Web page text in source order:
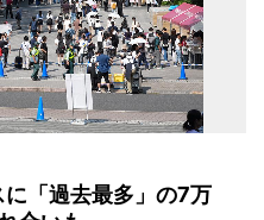
「過去最多」の7万